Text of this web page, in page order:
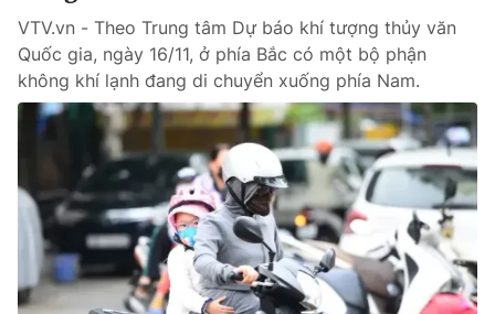
VTV.vn - Theo Trung tâm Dự báo khí tượng thủy văn
Quốc gia, ngày 16/11, ở phía Bắc có một bộ phận
không khí lạnh đang di chuyển xuống phía Nam.